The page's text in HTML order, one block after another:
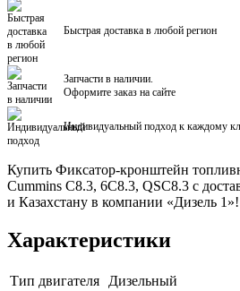
Быстрая доставка в любой регион
Запчасти в наличии.
Оформите заказ на сайте
Индивидуальный подход к каждому
Купить Фиксатор-кронштейн
Cummins C8.3, 6C8.3, QSC8.3 с
и Казахстану в компании «Дизель 1»!
Характеристики
Тип двигателя
Дизельный